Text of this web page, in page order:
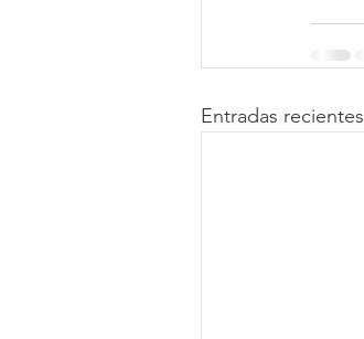
Entradas recientes